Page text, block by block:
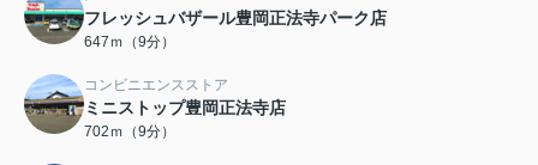
フレッシュバザール豊岡正法寺パーク店
647ｍ（9分）
コンビニエンスストア
ミニストップ豊岡正法寺店
702ｍ（9分）